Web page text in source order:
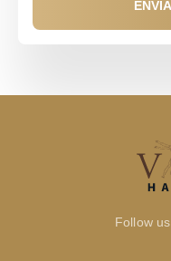
Follow